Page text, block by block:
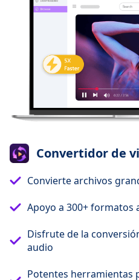
Convertidor de
Convierte archivos
Apoyo a 300+ formatos
Disfrute de la
audio
Potentes herramientas